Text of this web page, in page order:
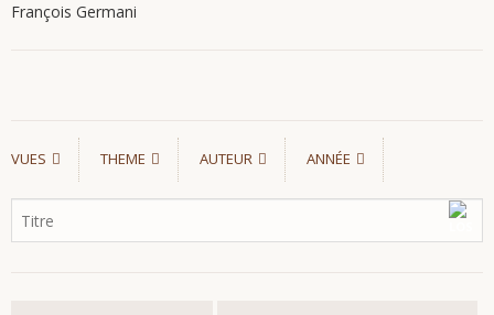
François Germani
VUES THEME AUTEUR ANNÉE